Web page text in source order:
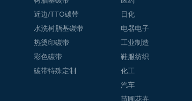
近边/TTO碳带
水洗树脂基碳带
热烫印碳带
彩色碳带
碳带特殊定制
日化
电器电子
工业制造
鞋服纺织
化工
汽车
苗圃花卉